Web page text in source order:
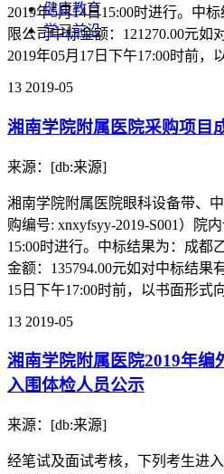
健康教育
学习前沿
2019年5月14日15:00时进行。中
限公司中标金额：121270.00元如
2019年05月17日下午17:00时前，
13 2019-05
湘南学院附属医院采购项目
来源：[db:来源]
湘南学院附属医院眼科设备带、
购编号: xnxyfsyy-2019-S001）院
15:00时进行。中标结果为：成都
金额：135794.00元如对中标结果
15日下午17:00时前，以书面形式
13 2019-05
湘南学院附属医院2019年编
入围体检人员公示
来源：[db:来源]
经笔试及面试考核，下列考生进